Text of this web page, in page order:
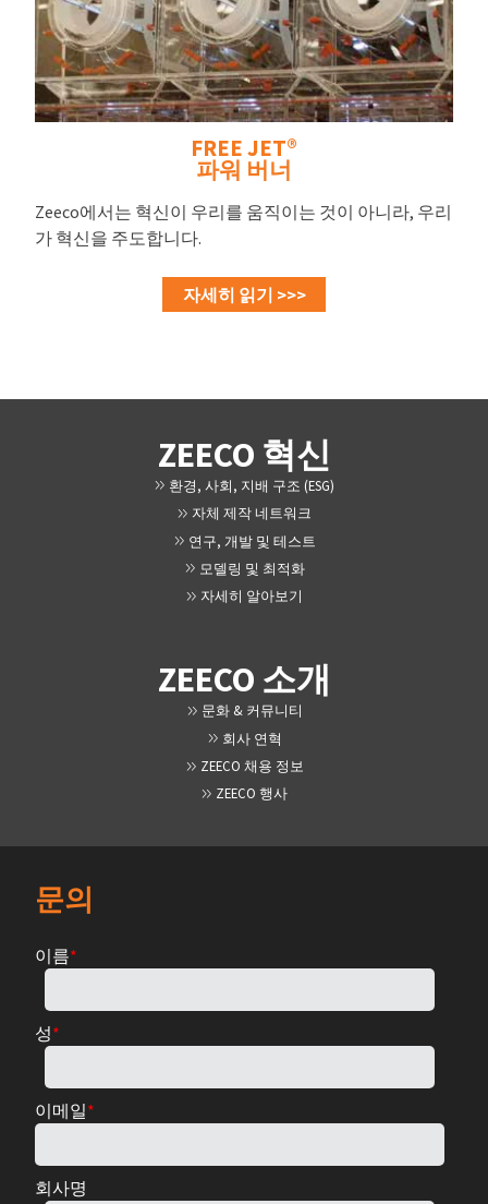
FREE JET®
파워 버너
Zeeco에서는 혁신이 우리를 움직이는 것이 아니라, 우리
가 혁신을 주도합니다.
자세히 읽기 >>>
ZEECO 혁신
환경, 사회, 지배 구조 (ESG)
자체 제작 네트워크
연구, 개발 및 테스트
모델링 및 최적화
자세히 알아보기
ZEECO 소개
문화 & 커뮤니티
회사 연혁
ZEECO 채용 정보
ZEECO 행사
문의
이름*
성*
이메일*
회사명